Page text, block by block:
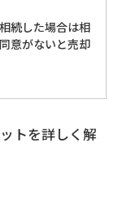
続した場合は相
意がないと売却
トを詳しく解